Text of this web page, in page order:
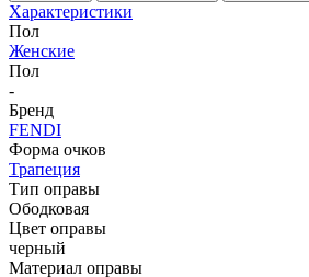
Характеристики
Пол
Женские
Пол
-
Бренд
FENDI
Форма очков
Трапеция
Тип оправы
Ободковая
Цвет оправы
черный
Материал оправы